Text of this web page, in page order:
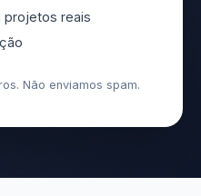
projetos reais
Não enviamos spam.